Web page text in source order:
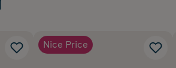
Nice Price